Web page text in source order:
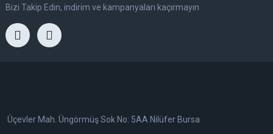
Bizi Takip Edin, indirim ve kampanyaları kaçırmayın
Üçevler Mah. Üngörmüş Sok No: 5AA Nilüfer Bursa